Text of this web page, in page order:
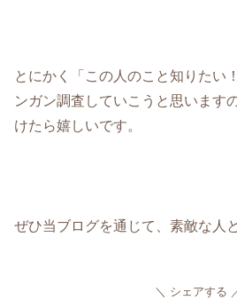
とにかく「この人のこと知りたい
ンガン調査していこうと思います
けたら嬉しいです。
ぜひ当ブログを通じて、素敵な人
シェアする